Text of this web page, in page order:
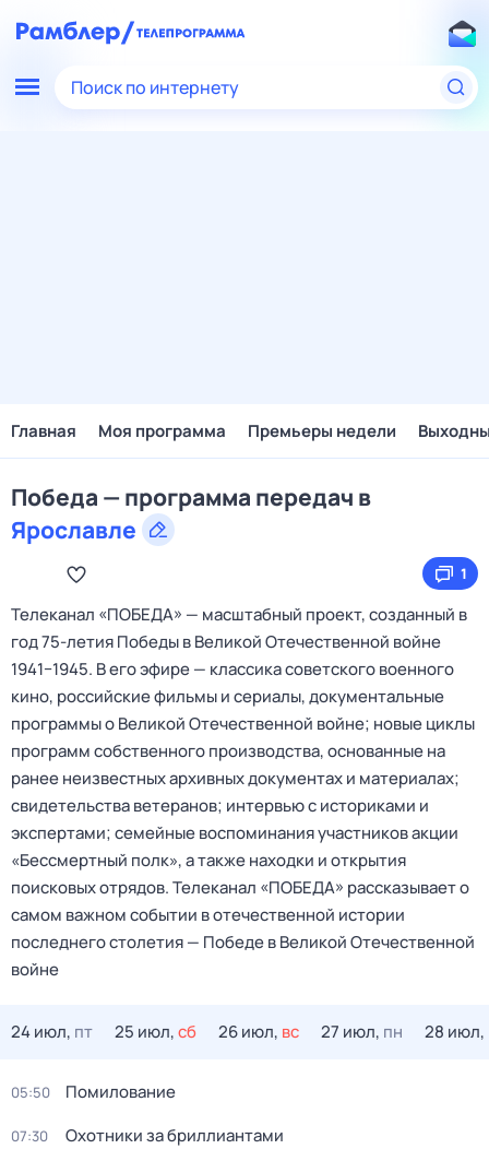
Поиск по интернету
Главная Моя программа Премьеры недели
Победа — программа передач в
Ярославле
1
Телеканал «ПОБЕДА» — масштабный проект, созданный в
год 75-летия Победы в Великой Отечественной войне
1941−1945. В его эфире — классика советского военного
кино, российские фильмы и сериалы, документальные
программы о Великой Отечественной войне; новые циклы
программ собственного производства, основанные на
ранее неизвестных архивных документах и материалах;
свидетельства ветеранов; интервью с историками и
экспертами; семейные воспоминания участников акции
«Бессмертный полк», а также находки и открытия
поисковых отрядов. Телеканал «ПОБЕДА» рассказывает о
самом важном событии в отечественной истории
последнего столетия — Победе в Великой Отечественной
войне
24 июл, пт 25 июл,сб 26 июл, вс 27 июл, пн 28 июл,
05:50 Помилование
07:30 Охотники за бриллиантами